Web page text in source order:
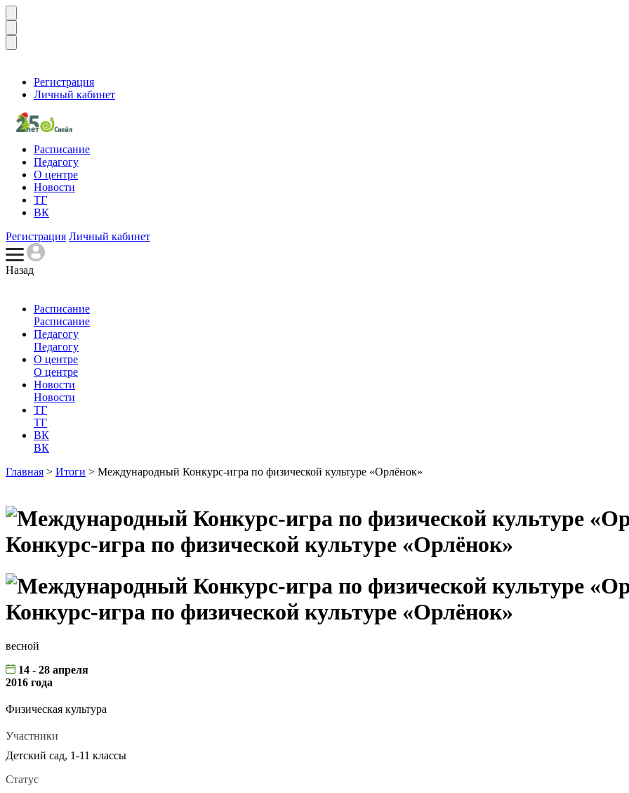
Регистрация
Личный кабинет
Расписание
Педагогу
О центре
Новости
ТГ
ВК
Регистрация Личный кабинет
Назад
Расписание
Расписание
Педагогу
Педагогу
О центре
О центре
Новости
Новости
ТГ
ТГ
ВК
ВК
Главная > Итоги > Международный Конкурс-игра по физической культуре «Орлёнок»
Конкурс-игра по физической культуре «Орлёнок»
Конкурс-игра по физической культуре «Орлёнок»
весной
14 - 28 апреля
2016 года
Физическая культура
Участники
Детский сад, 1-11 классы
Статус